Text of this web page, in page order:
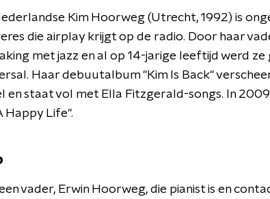
Kim Hoorweg (Utrecht, 1992) is
die airplay krijgt op de radio. Door haar
met jazz en al op 14-jarige leeftijd werd
Haar debuutalbum "Kim Is Back"
en staat vol met Ella Fitzgerald-songs. In
Happy Life".
vader, Erwin Hoorweg, die pianist is en